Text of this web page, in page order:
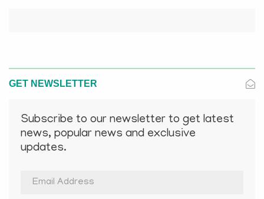
GET NEWSLETTER
Subscribe to our newsletter to get latest
news, popular news and exclusive
updates.